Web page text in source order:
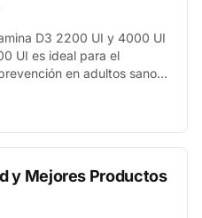
D3 2200 UI y 4000 UI
UI es ideal para el
en adultos sanos,
personas con factores
y Mejores Productos